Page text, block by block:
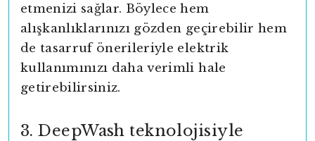
etmenizi sağlar. Böylece hem
alışkanlıklarınızı gözden geçirebilir hem
de tasarruf önerileriyle elektrik
kullanımınızı daha verimli hale
getirebilirsiniz.
3. DeepWash teknolojisiyle